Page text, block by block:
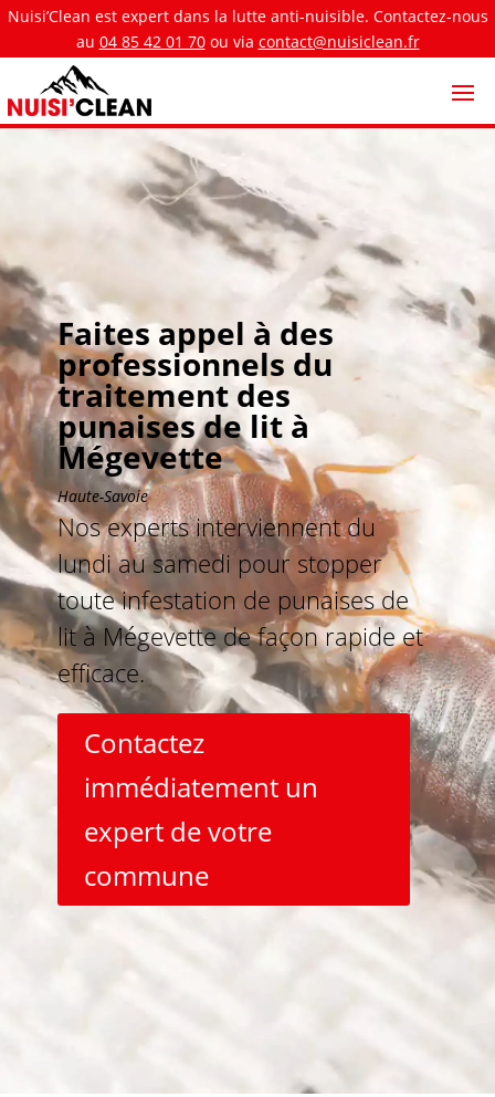
Nuisi’Clean est expert dans la lutte anti-nuisible. Contactez-nous
au 04 85 42 01 70ou via contact@nuisiclean.fr
Faites appel à des
professionnels du
traitement des
punaises de lit à
Mégevette
Haute-Savoie
Nos experts interviennent du
lundi au samedi pour stopper
toute infestation de punaises de
lit à Mégevette de façon rapide et
efficace.
Contactez
immédiatement un
expert de votre
commune